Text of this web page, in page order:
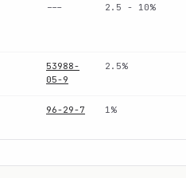
--- 2.5 - 10%
53988-
05-9
2.5%
96-29-7 1%